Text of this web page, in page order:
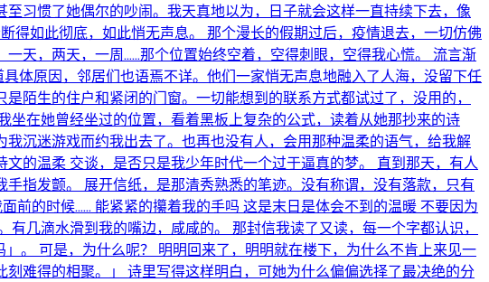
习惯了她偶尔的吵闹。我天真地以为，日子就会这样一直持续下去，像
得如此彻底，如此悄无声息。 那个漫长的假期过后，疫情退去，一切仿佛
天，两天，一周……那个位置始终空着，空得刺眼，空得我心慌。 流言渐
体原因，邻居们也语焉不详。他们一家悄无声息地融入了人海，没留下任
陌生的住户和紧闭的门窗。一切能想到的联系方式都试过了，没用的，
在她曾经坐过的位置，看着黑板上复杂的公式，读着从她那抄来的诗
沉迷游戏而约我出去了。也再也没有人，会用那种温柔的语气，给我解
的温柔 交谈，是否只是我少年时代一个过于逼真的梦。 直到那天，有人
指发颤。 展开信纸，是那清秀熟悉的笔迹。没有称谓，没有落款，只有
前的时候...... 能紧紧的攥着我的手吗 这是末日是体会不到的温暖 不要因为
几滴水滑到我的嘴边，咸咸的。 那封信我读了又读，每一个字都认识，
。 可是，为什么呢？ 明明回来了，明明就在楼下，为什么不肯上来见一
难得的相聚。」 诗里写得这样明白，可她为什么偏偏选择了最决绝的分